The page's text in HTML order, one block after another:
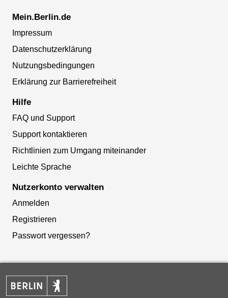
Mein.Berlin.de
Impressum
Datenschutzerklärung
Nutzungsbedingungen
Erklärung zur Barrierefreiheit
Hilfe
FAQ und Support
Support kontaktieren
Richtlinien zum Umgang miteinander
Leichte Sprache
Nutzerkonto verwalten
Anmelden
Registrieren
Passwort vergessen?